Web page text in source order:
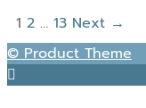
1 2 … 13 Next →
© Product Theme